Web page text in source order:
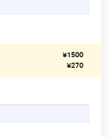
¥1500
¥270